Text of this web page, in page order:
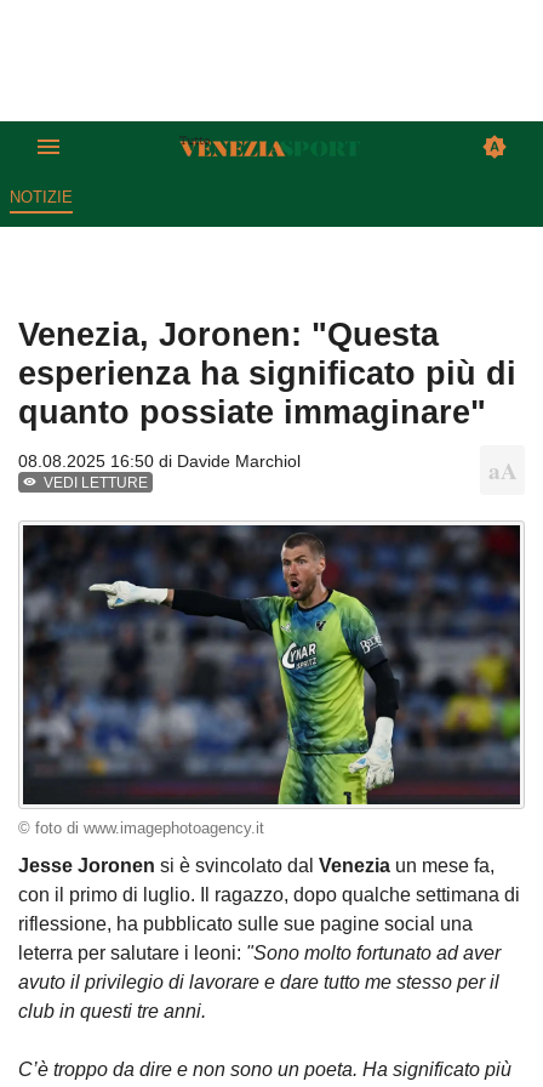
NOTIZIE
Venezia, Joronen: "Questa
esperienza ha significato più di
quanto possiate immaginare"
08.08.2025 16:50 di Davide Marchiol
VEDI LETTURE
© foto di www.imagephotoagency.it
Jesse Joronen si è svincolato dal Venezia un mese fa,
con il primo di luglio. Il ragazzo, dopo qualche settimana di
riflessione, ha pubblicato sulle sue pagine social una
leterra per salutare i leoni: "Sono molto fortunato ad aver
avuto il privilegio di lavorare e dare tutto me stesso per il
club in questi tre anni.
C’è troppo da dire e non sono un poeta. Ha significato più